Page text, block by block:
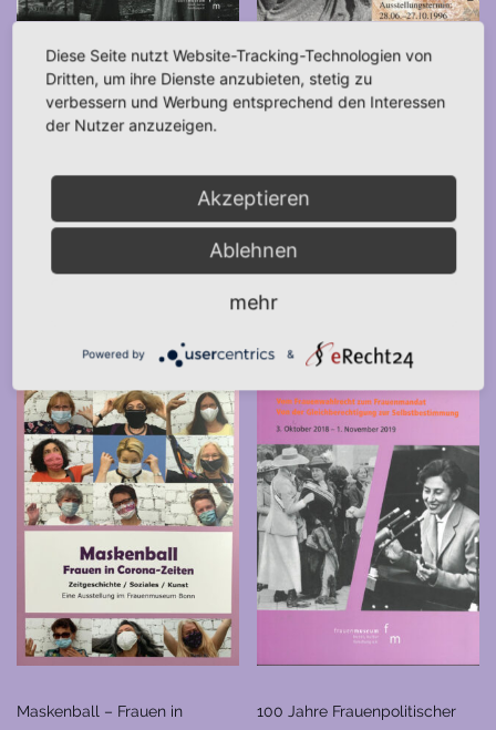
Frauen in Krieg und Frieden
(2015)
IN DEN WARENKORB
DEA SYRIA Die Große Göttin
des Alten Orient (1996)
IN DEN WARENKORB
Maskenball – Frauen in 100 Jahre Frauenpolitischer
Diese Seite nutzt Website-Tracking-Technologien von
Dritten, um ihre Dienste anzubieten, stetig zu
verbessern und Werbung entsprechend den Interessen
der Nutzer anzuzeigen.
Akzeptieren
Ablehnen
mehr
Powered by &